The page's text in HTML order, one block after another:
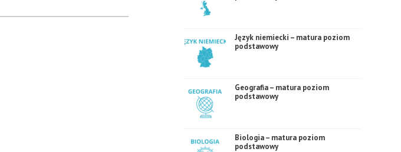
Język niemiecki – matura poziom
podstawowy
Geografia – matura poziom
podstawowy
Biologia – matura poziom
podstawowy